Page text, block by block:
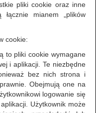
pliki cookie oraz inne
mianem „plików
cookie:
to pliki cookie wymagane
i aplikacji. Te niezbędne
bez nich strona i
Obejmują one na
logowanie się
Użytkownik może